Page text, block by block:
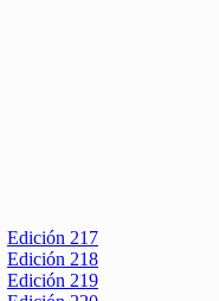
Edición 217
Edición 218
Edición 219